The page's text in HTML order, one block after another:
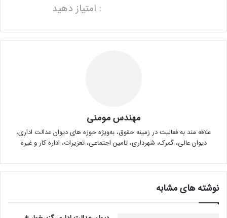
: امتیاز دهید
مهندس مومنی
علاقه مند به فعالیت در زمینه حقوق، به‌ویژه حوزه های دیوان عدالت اداری،
دیوان عالی، گمرک، شهرداری، تامین اجتماعی، تعزیرات، اداره کار و غیره
نوشته های مشابه